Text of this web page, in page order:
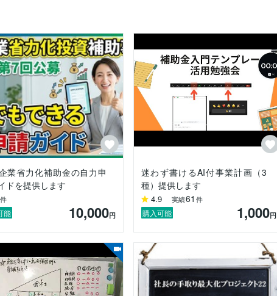
業省力化補助金の自力申
ドを提供します
件
能 10,000円
迷わず書けるAI付事業計画（3
種）提供します
4.9 実績61 件
購入可能 1,000円